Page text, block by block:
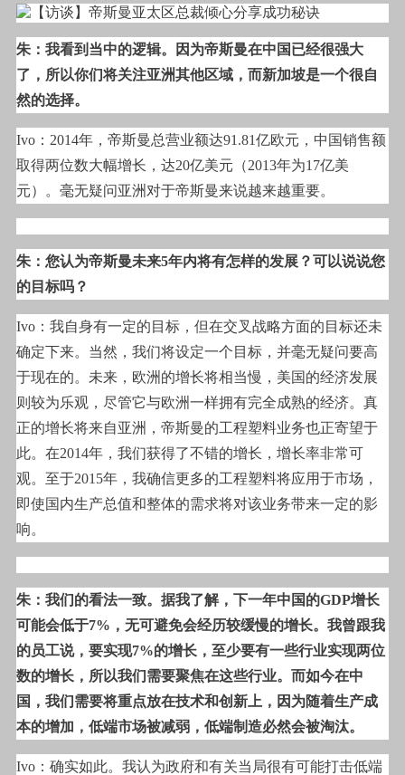
朱：我看到当中的逻辑。因为帝斯曼在中国已经很强大
了，所以你们将关注亚洲其他区域，而新加坡是一个很自
然的选择。
Ivo ：2014年，帝斯曼总营业额达91.81亿欧元，中国销售额
取得两位数大幅增长，达20亿美元（2013年为17亿美
元）。毫无疑问亚洲对于帝斯曼来说越来越重要。
朱：您认为帝斯曼未来5年内将有怎样的发展？可以说说您
的目标吗？
Ivo ：我自身有一定的目标，但在交叉战略方面的目标还未
确定下来。当然，我们将设定一个目标，并毫无疑问要高
于现在的。未来，欧洲的增长将相当慢，美国的经济发展
则较为乐观，尽管它与欧洲一样拥有完全成熟的经济。真
正的增长将来自亚洲，帝斯曼的工程塑料业务也正寄望于
此。在2014年，我们获得了不错的增长，增长率非常可
观。至于2015年，我确信更多的工程塑料将应用于市场，
即使国内生产总值和整体的需求将对该业务带来一定的影
响。
朱：我们的看法一致。据我了解，下一年中国的GDP增长
可能会低于7%，无可避免会经历较缓慢的增长。我曾跟我
的员工说，要实现7%的增长，至少要有一些行业实现两位
数的增长，所以我们需要聚焦在这些行业。而如今在中
国，我们需要将重点放在技术和创新上，因为随着生产成
本的增加，低端市场被减弱，低端制造必然会被淘汰。
Ivo ：确实如此。我认为政府和有关当局很有可能打击低端